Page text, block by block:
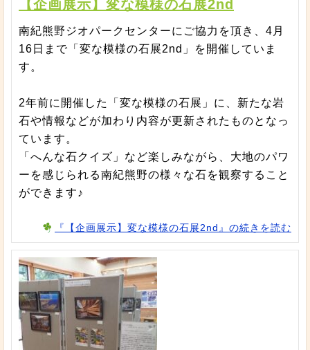
【企画展示】変な模様の石展2nd
南紀熊野ジオパークセンターにご協力を頂き、4月
16日まで「変な模様の石展2nd」を開催していま
す。
2年前に開催した「変な模様の石展」に、新たな岩
石や情報などが加わり内容が更新されたものとなっ
ています。
「へんな石クイズ」など楽しみながら、大地のパワ
ーを感じられる南紀熊野の様々な石を観察すること
ができます♪
『【企画展示】変な模様の石展2nd』の続きを読む